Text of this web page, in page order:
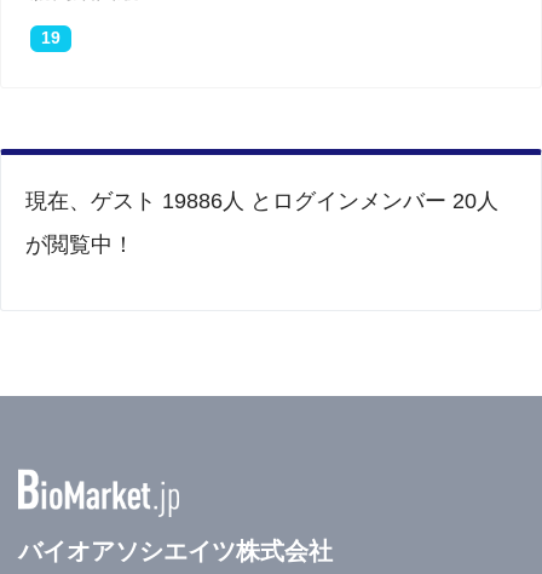
19
現在、ゲスト 19886人 とログインメンバー 20人
が閲覧中！
バイオアソシエイツ株式会社